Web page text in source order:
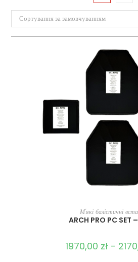
Сортування за замовчуванням
ВИБЕРІТЬ
М'які балістичні
ARCH PRO PC SET
1970,00 zł -